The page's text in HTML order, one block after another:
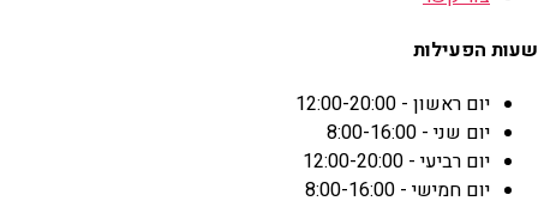
שעות הפעילות
יום ראשון - 12:00-20:00
יום שני - 8:00-16:00
יום רביעי - 12:00-20:00
יום חמישי - 8:00-16:00